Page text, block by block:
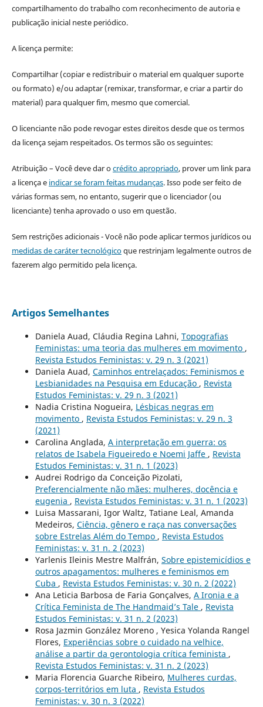
compartilhamento do trabalho com reconhecimento de autoria e
publicação inicial neste periódico.
A licença permite:
Compartilhar (copiar e redistribuir o material em qualquer suporte
ou formato) e/ou adaptar (remixar, transformar, e criar a partir do
material) para qualquer fim, mesmo que comercial.
O licenciante não pode revogar estes direitos desde que os termos
da licença sejam respeitados. Os termos são os seguintes:
Atribuição – Você deve dar ocrédito apropriado, prover um link para
a licença e indicar se foram feitas mudanças. Isso pode ser feito de
várias formas sem, no entanto, sugerir que o licenciador (ou
licenciante) tenha aprovado o uso em questão.
Sem restrições adicionais - Você não pode aplicar termos jurídicos ou
medidas de caráter tecnológicoque restrinjam legalmente outros de
fazerem algo permitido pela licença.
Artigos Semelhantes
Daniela Auad, Cláudia Regina Lahni, Topografias
Feministas: uma teoria das mulheres em movimento ,
Revista Estudos Feministas: v. 29 n. 3 (2021)
Daniela Auad, Caminhos entrelaçados: Feminismos e
Lesbianidades na Pesquisa em Educação , Revista
Estudos Feministas: v. 29 n. 3 (2021)
Nadia Cristina Nogueira, Lésbicas negras em
movimento , Revista Estudos Feministas: v. 29 n. 3
(2021)
Carolina Anglada, A interpretação em guerra: os
relatos de Isabela Figueiredo e Noemi Jaffe , Revista
Estudos Feministas: v. 31 n. 1 (2023)
Audrei Rodrigo da Conceição Pizolati,
Preferencialmente não mães: mulheres, docência e
eugenia , Revista Estudos Feministas: v. 31 n. 1 (2023)
Luisa Massarani, Igor Waltz, Tatiane Leal, Amanda
Medeiros, Ciência, gênero e raça nas conversações
sobre Estrelas Além do Tempo , Revista Estudos
Feministas: v. 31 n. 2 (2023)
Yarlenis Ileinis Mestre Malfrán, Sobre epistemicídios e
outros apagamentos: mulheres e feminismos em
Cuba , Revista Estudos Feministas: v. 30 n. 2 (2022)
Ana Leticia Barbosa de Faria Gonçalves, A Ironia e a
Crítica Feminista de The Handmaid’s Tale , Revista
Estudos Feministas: v. 31 n. 2 (2023)
Rosa Jazmin González Moreno , Yesica Yolanda Rangel
Flores, Experiências sobre o cuidado na velhice,
análise a partir da gerontologia crítica feminista ,
Revista Estudos Feministas: v. 31 n. 2 (2023)
Maria Florencia Guarche Ribeiro, Mulheres curdas,
corpos-territórios em luta , Revista Estudos
Feministas: v. 30 n. 3 (2022)